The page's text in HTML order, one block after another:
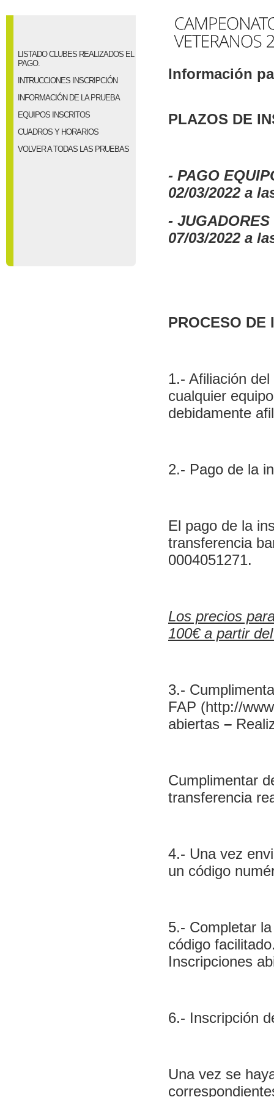
LISTADO CLUBES REALIZADOS EL
PAGO.
INTRUCCIONES INSCRIPCIÓN
INFORMACIÓN DE LA PRUEBA
EQUIPOS INSCRITOS
CUADROS Y HORARIOS
VOLVER A TODAS LAS PRUEBAS
Información
PLAZOS DE
- PAGO
02/03/2022 a
­-
07/03/2022 a
PROCESO DE
1.- Afiliación
cualquier
debidamente
2.- Pago de la
El pago de la
transferencia
0004051271.
Los precios
100€ a partir
3.-
FAP (http://
abiertas –
Cumplimentar
transferencia
4.- Una vez
un código
5.- Completar
código
Inscripciones
6.- Inscripción
Una vez se